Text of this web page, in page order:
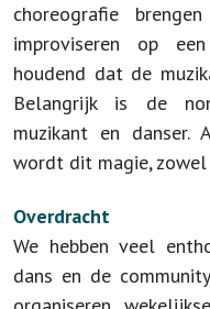
choreografie
improviseren op
houdend dat de
Belangrijk is de
muzikant en danser.
wordt dit magie,
Overdracht
We hebben veel
dans en de